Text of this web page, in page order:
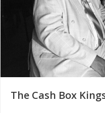
The Cash Box